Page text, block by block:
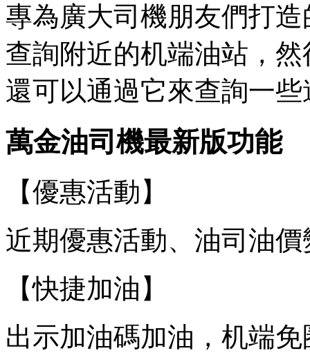
專為廣大司機朋友們打
查詢附近的机端油站，
還可以通過它來查詢一
萬金油司機最新版功能
【優惠活動】
近期優惠活動、油司油
【快捷加油】
出示加油碼加油，机端